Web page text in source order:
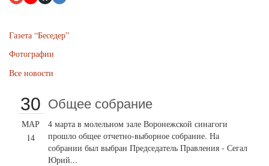
Газета “Беседер”
Фотографии
Все новости
30
МАР
14
Общее собрание
4 марта в молельном зале Воронежской синагоги
прошло общее отчетно-выборное собрание. На
собрании был выбран Председатель Правления - Сегал
Юрий...